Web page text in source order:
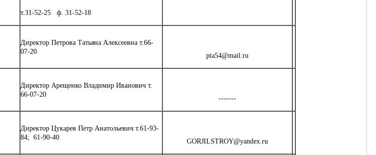
т.31-52-25 ф. 31-52-18
Директор Петрова Татьяна Алексеевна т.66-
07-20
pta54@mail.ru
Директор Арещенко Владимир Иванович т.
66-07-20
-------
Директор Цукарев Петр Анатольевич т.61-93-
84; 61-90-40
GORJILSTROY@yandex.ru